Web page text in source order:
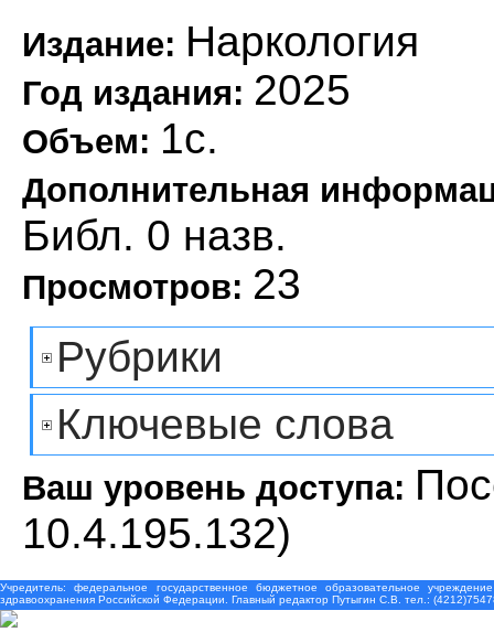
Издание: Наркология
Год издания: 2025
Объем: 1с.
Дополнительная
Библ. 0 назв.
Просмотров: 23
Рубрики
Ключевые слова
Ваш уровень доступа:
10.4.195.132)
Учредитель: федеральное государственное бюджетное образовательное
здравоохранения Российской Федерации. Главный редактор Путыгин С.В. тел.: